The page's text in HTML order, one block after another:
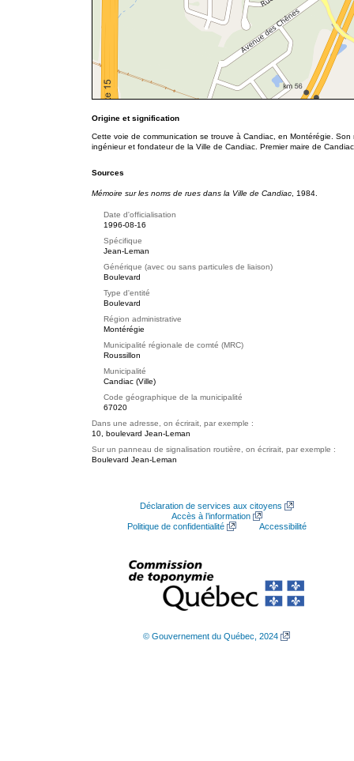
Origine et signification
Cette voie de communication se trouve à Candiac, en Montérégie.
ingénieur et fondateur de la Ville de Candiac. Premier maire de
Sources
Mémoire sur les noms de rues dans la Ville de Candiac , 1984.
Date d'officialisation
1996-08-16
Spécifique
Jean-Leman
Générique (avec ou sans particules de liaison)
Boulevard
Type d'entité
Boulevard
Région administrative
Montérégie
Municipalité régionale de comté (MRC)
Roussillon
Municipalité
Candiac (Ville)
Code géographique de la municipalité
67020
Dans une adresse, on écrirait, par exemple :
10, boulevard Jean-Leman
Sur un panneau de signalisation routière, on écrirait, par exemple :
Boulevard Jean-Leman
Déclaration de services aux citoyens
Accès à l’information
Politique de confidentialité
Accessibilité
© Gouvernement du Québec, 2024